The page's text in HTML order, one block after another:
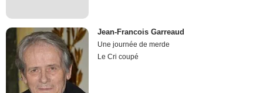
Jean-Francois Garreaud
Une journée de merde
Le Cri coupé